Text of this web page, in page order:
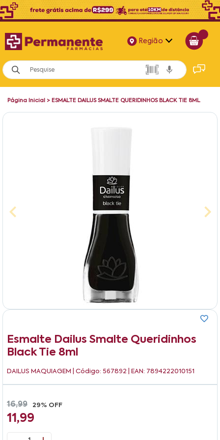
Região
Alagoas
Bahia
Página Inicial > ESMALTE DAILUS SMALTE QUERIDINHOS BLACK TIE 8ML
Esmalte Dailus Smalte Queridinhos
Black Tie 8ml
DAILUS MAQUIAGEM | Código: 567892 | EAN: 7894222010151
16,99 29% OFF
11,99